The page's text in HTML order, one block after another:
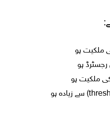
ملکیت ہو
ہو
ملکیت ہو